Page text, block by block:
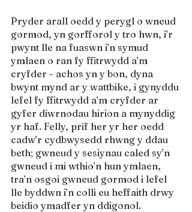
Pryder arall oedd y perygl o wneud
gormod, yn gorfforol y tro hwn, i’r
pwynt lle na fuaswn i’n symud
ymlaen o ran fy ffitrwydd a’m
cryfder - achos yn y bon, dyna
bwynt mynd ar y wattbike, i gynyddu
lefel fy ffitrwydd a’m cryfder ar
gyfer diwrnodau hirion a mynyddig
yr haf. Felly, prif her yr her oedd
cadw’r cydbwysedd rhwng y ddau
beth; gwneud y sesiynau caled sy’n
gwneud i mi wthio’n hun ymlaen,
tra’n osgoi gwneud gormod i lefel
lle byddwn i’n colli eu heffaith drwy
beidio ymadfer yn ddigonol.